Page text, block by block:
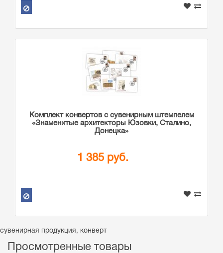
Комплект конвертов с сувенирным штемпелем
«Знаменитые архитекторы Юзовки, Сталино,
Донецка»
1 385 руб.
сувенирная продукция , конверт
Просмотренные товары